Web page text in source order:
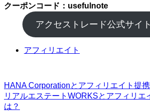
クーポンコード：usefulnote
アクセストレード公式サイ
アフィリエイト
HANA Corporationとアフィリエイト提
リアルエステートWORKSとアフィリエ
は？